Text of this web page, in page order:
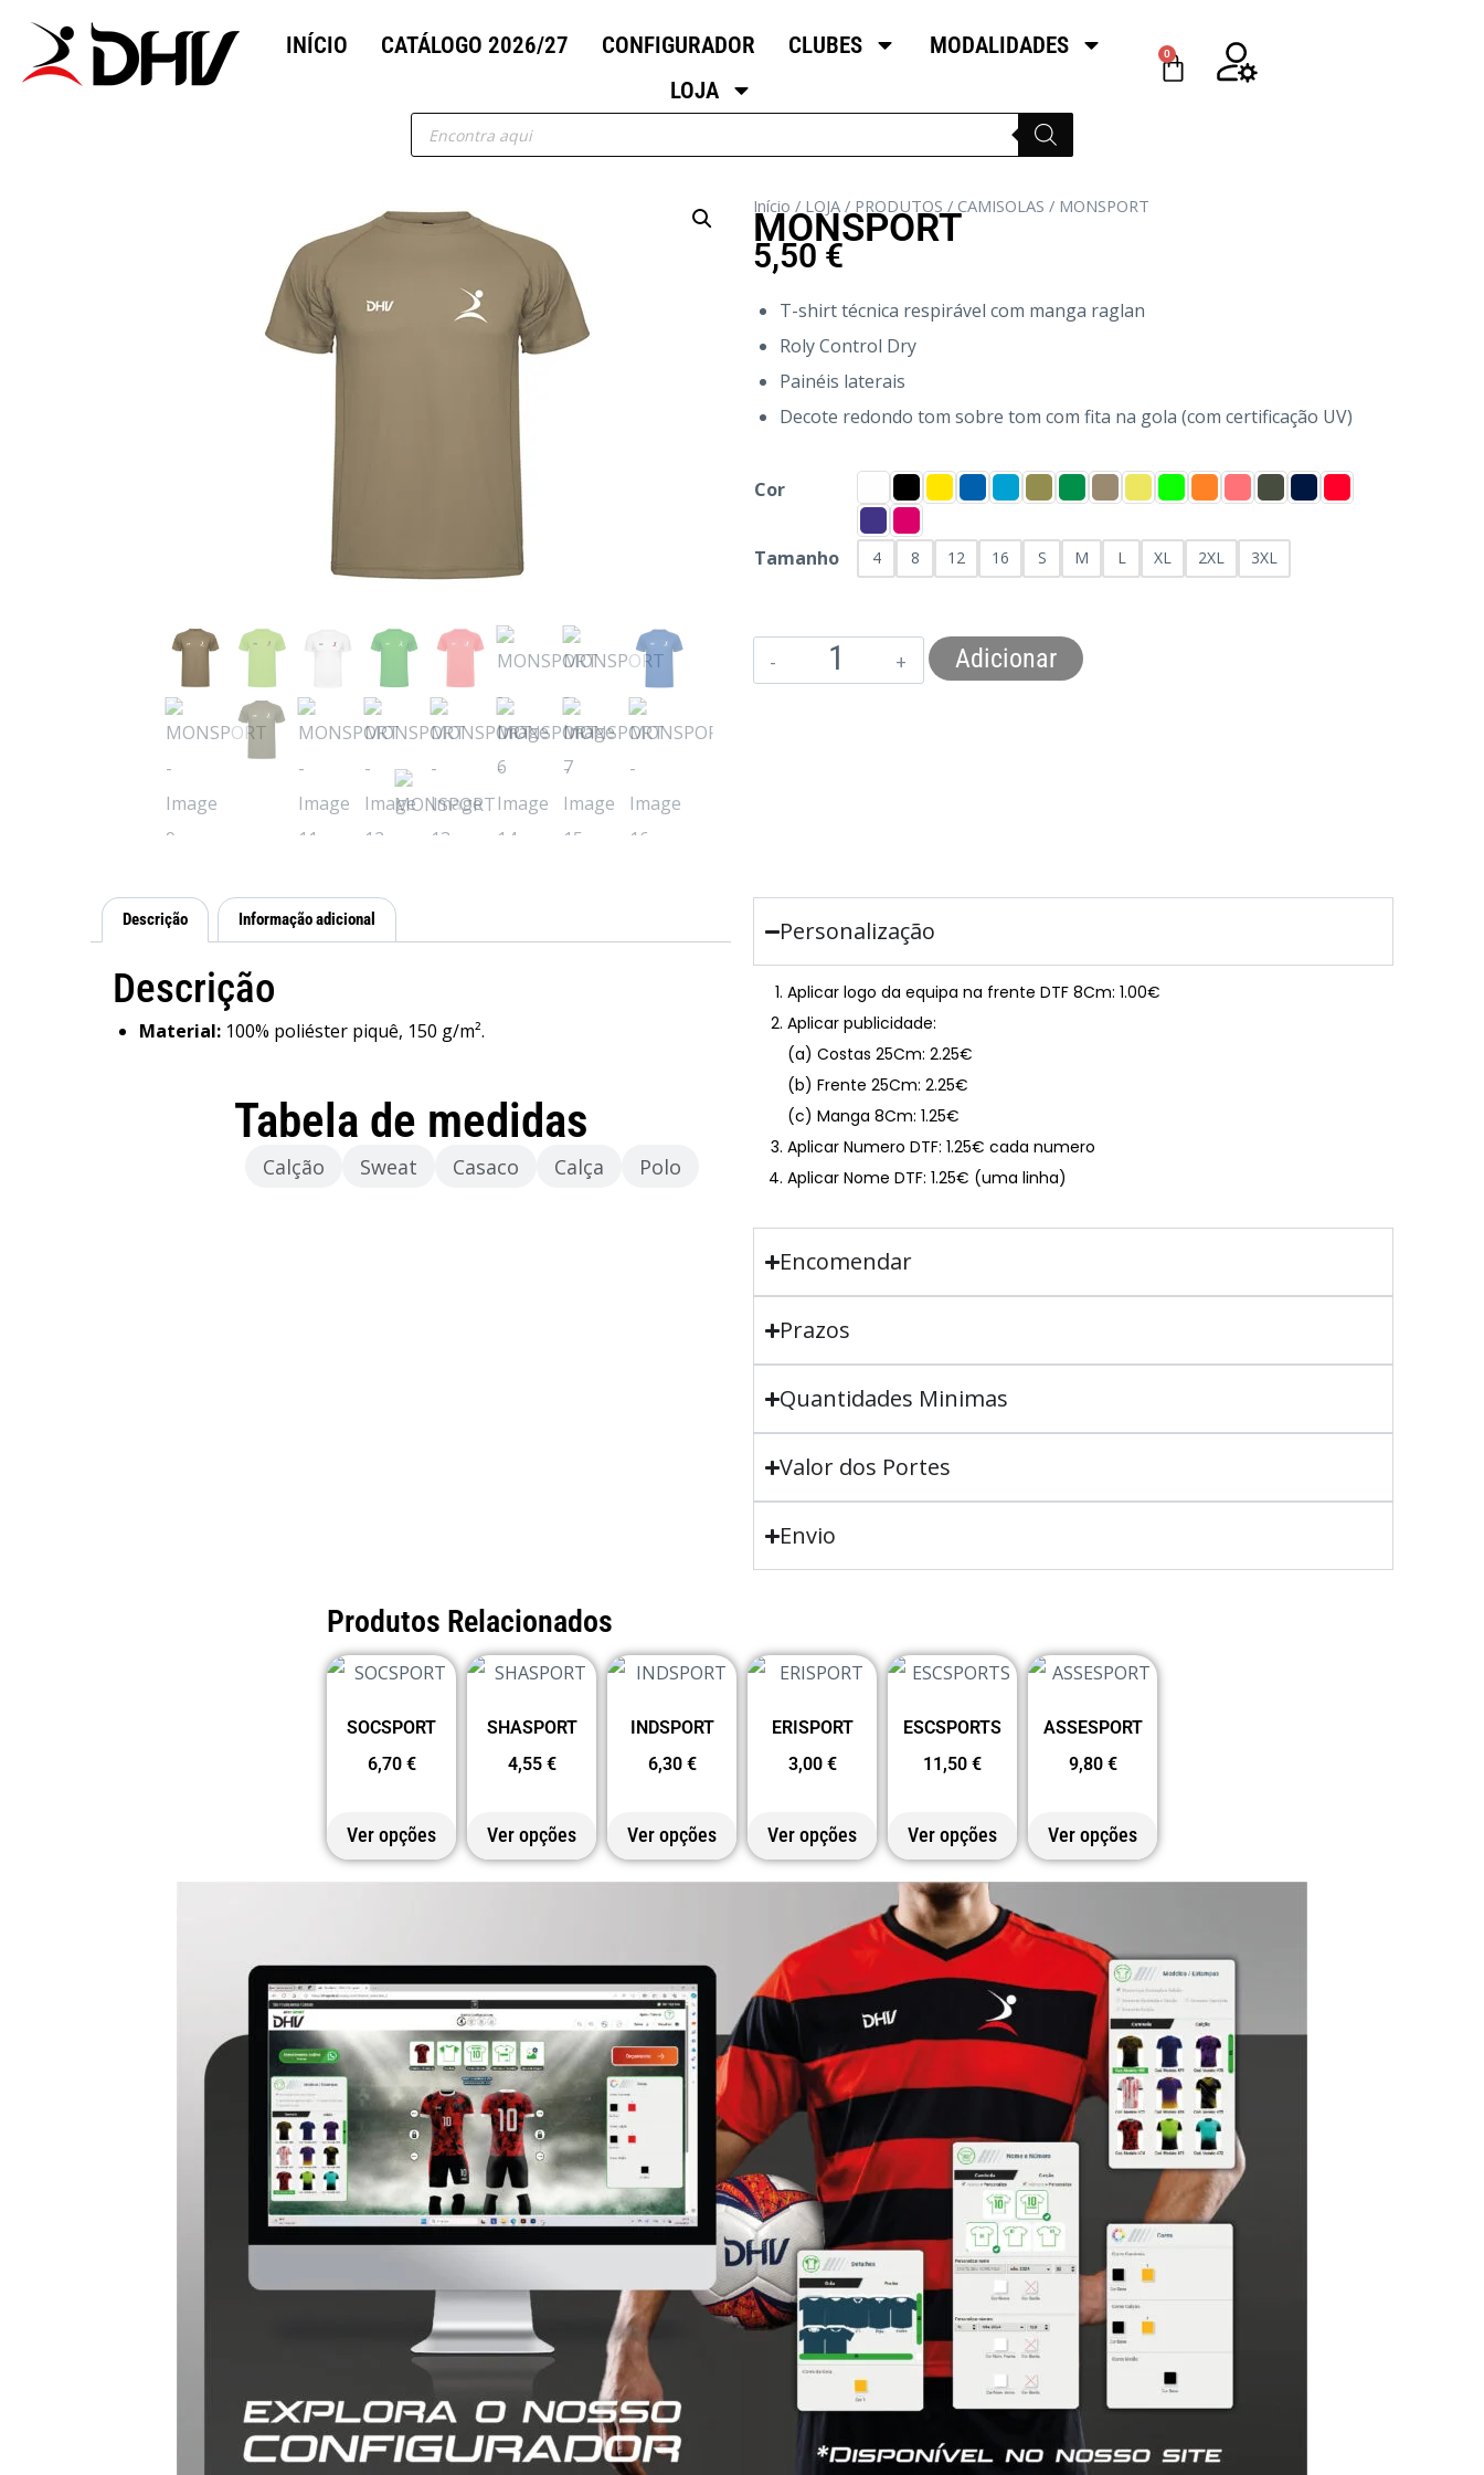
INÍCIO CATÁLOGO 2026/27 CONFIGURADOR CLUBES
MODALIDADES
LOJA
0
Início / LOJA / PRODUTOS / CAMISOLAS / MONSPORT
MONSPORT
5,50 €
T-shirt técnica respirável com manga raglan
Roly Control Dry
Painéis laterais
Decote redondo tom sobre tom com fita na gola (com certificação UV)
Cor
Tamanho 4 8 12 16 S M L XL 2XL 3XL
Adicionar
Descrição Informação adicional
Descrição
Material: 100% poliéster piquê, 150 g/m².
Tabela de medidas
Calção Sweat Casaco Calça Polo
Personalização
Aplicar logo da equipa na frente DTF 8Cm: 1.00€
Aplicar publicidade:
(a) Costas 25Cm: 2.25€
(b) Frente 25Cm: 2.25€
(c) Manga 8Cm: 1.25€
Aplicar Numero DTF: 1.25€ cada numero
Aplicar Nome DTF: 1.25€ (uma linha)
Encomendar
Prazos
Quantidades Minimas
Valor dos Portes
Envio
Produtos Relacionados
SOCSPORT
6,70 €
Ver opções
SHASPORT
4,55 €
Ver opções
INDSPORT
6,30 €
Ver opções
ERISPORT
3,00 €
Ver opções
ESCSPORTS
11,50 €
Ver opções
ASSESPORT
9,80 €
Ver opções